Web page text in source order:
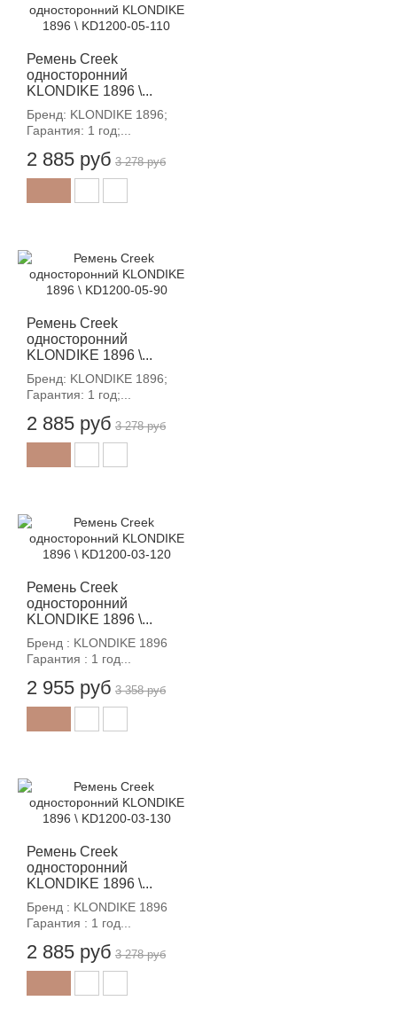
Ремень Creek
односторонний
KLONDIKE 1896 \...
Бренд: KLONDIKE 1896;
Гарантия: 1 год;...
2 885 руб 3 278 руб
Ремень Creek
односторонний
KLONDIKE 1896 \...
Бренд: KLONDIKE 1896;
Гарантия: 1 год;...
2 885 руб 3 278 руб
Ремень Creek
односторонний
KLONDIKE 1896 \...
Бренд : KLONDIKE 1896
Гарантия : 1 год...
2 955 руб 3 358 руб
Ремень Creek
односторонний
KLONDIKE 1896 \...
Бренд : KLONDIKE 1896
Гарантия : 1 год...
2 885 руб 3 278 руб